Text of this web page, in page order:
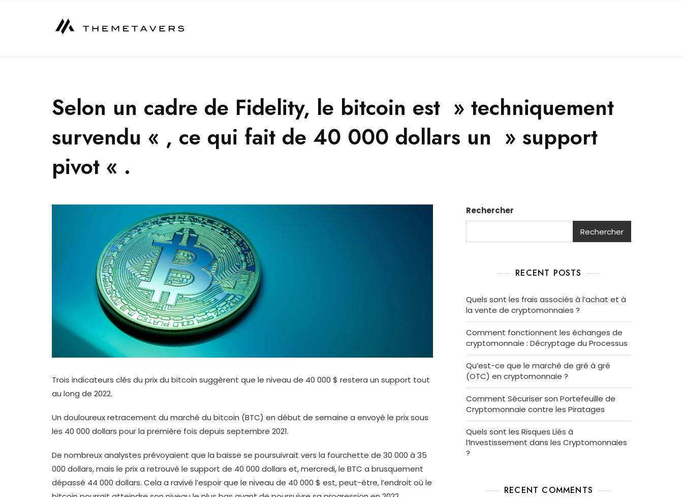
Selon un cadre de Fidelity, le bitcoin est » techniquement
survendu « , ce qui fait de 40 000 dollars un » support
pivot « .
Trois indicateurs clés du prix du bitcoin suggèrent que le niveau de 40 000 $ restera un support tout
au long de 2022.
Un douloureux retracement du marché du bitcoin (BTC) en début de semaine a envoyé le prix sous
les 40 000 dollars pour la première fois depuis septembre 2021.
De nombreux analystes prévoyaient que la baisse se poursuivrait vers la fourchette de 30 000 à 35
000 dollars, mais le prix a retrouvé le support de 40 000 dollars et, mercredi, le BTC a brusquement
dépassé 44 000 dollars. Cela a ravivé l’espoir que le niveau de 40 000 $ est, peut-être, l’endroit où le
Rechercher
Rechercher
RECENT POSTS
Quels sont les frais associés à l’achat et à
la vente de cryptomonnaies ?
Comment fonctionnent les échanges de
cryptomonnaie : Décryptage du Processus
Qu’est-ce que le marché de gré à gré
(OTC) en cryptomonnaie ?
Comment Sécuriser son Portefeuille de
Cryptomonnaie contre les Piratages
Quels sont les Risques Liés à
l’Investissement dans les Cryptomonnaies
?
RECENT COMMENTS